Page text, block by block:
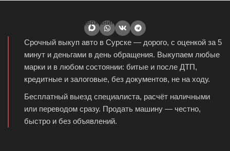
Перейти к основному содержанию
Срочный выкуп авто в Сурске — дорого, с оценкой за 5
минут и деньгами в день обращения. Выкупаем любые
марки и в любом состоянии: битые и после ДТП,
кредитные и залоговые, без документов, не на ходу.
Бесплатный выезд специалиста, расчёт наличными
или переводом сразу. Продать машину — честно,
быстро и без объявлений.